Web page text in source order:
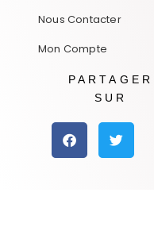
Nous Contacter
Mon Compte
PARTAGER
SUR